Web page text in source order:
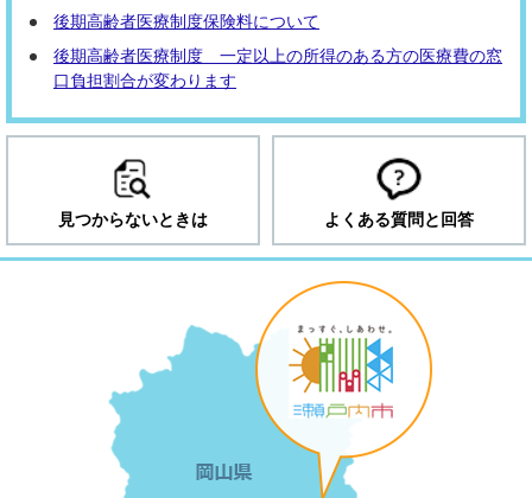
後期高齢者医療制度保険料について
後期高齢者医療制度 一定以上の所得のある方の医療費の窓
口負担割合が変わります
見つからないときは よくある質問と回答